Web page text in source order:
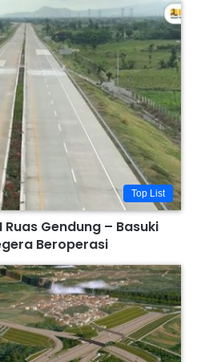
Top List
Gendung – Basuki
Beroperasi